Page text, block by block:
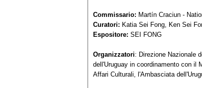
Commissario: Martín Craciun -
Curatori: Katia Sei Fong, Ken Sei
Espositore: SEI FONG
Organizzatori: Direzione Nazionale
dell'Uruguay in coordinamento con il
Affari Culturali, l'Ambasciata